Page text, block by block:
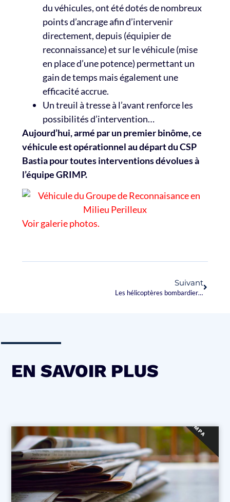
du véhicules, ont été dotés de nombreux
points d’ancrage afin d’intervenir
directement, depuis (équipier de
reconnaissance) et sur le véhicule (mise
en place d’une potence) permettant un
gain de temps mais également une
efficacité accrue.
Un treuil à tresse à l’avant renforce les
possibilités d’intervention…
Aujourd’hui, armé par un premier binôme, ce
véhicule est opérationnel au départ du CSP
Bastia pour toutes interventions dévolues à
l’équipe GRIMP.
Voir galerie photos.
Suivant
Les hélicoptères bombardiers d’eau au secours de la forêt insulaire
EN SAVOIR PLUS